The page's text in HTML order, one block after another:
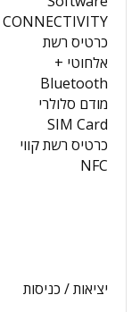
CONNECTIVITY
כרטיס רשת
אלחוטי +
Bluetooth
מודם סלולרי
SIM Card
כרטיס רשת קווי
NFC
יציאות / כניסות